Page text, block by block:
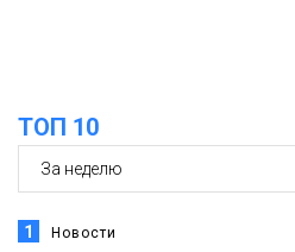
ТОП 10
1 Новости